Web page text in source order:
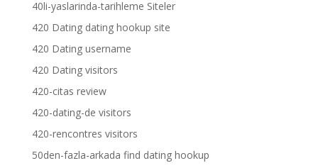
40li-yaslarinda-tarihleme Siteler
420 Dating dating hookup site
420 Dating username
420 Dating visitors
420-citas review
420-dating-de visitors
420-rencontres visitors
50den-fazla-arkada find dating hookup